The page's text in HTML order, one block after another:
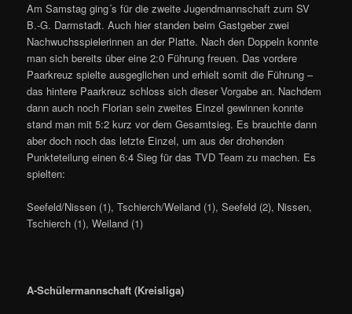
Am Samstag ging´s für die zweite Jugendmannschaft zum SV
B.-G. Darmstadt. Auch hier standen beim Gastgeber zwei
Nachwuchsspielerinnen an der Platte. Nach den Doppeln konnte
man sich bereits über eine 2:0 Führung freuen. Das vordere
Paarkreuz spielte ausgeglichen und erhielt somit die Führung –
das hintere Paarkreuz schloss sich dieser Vorgabe an. Nachdem
dann auch noch Florian sein zweites Einzel gewinnen konnte
stand man mit 5:2 kurz vor dem Gesamtsieg. Es brauchte dann
aber doch noch das letzte Einzel, um aus der drohenden
Punkteteilung einen 6:4 Sieg für das TVD Team zu machen. Es
spielten:
Seefeld/Nissen (1), Tschierch/Weiland (1), Seefeld (2), Nissen,
Tschierch (1), Weiland (1)
A-Schülermannschaft (Kreisliga)